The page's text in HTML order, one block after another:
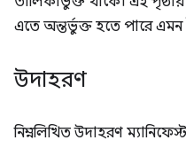
এতে অন্তর্ভুক্ত হতে পারে এমন
উদাহরণ
নিম্নলিখিত উদাহরণ